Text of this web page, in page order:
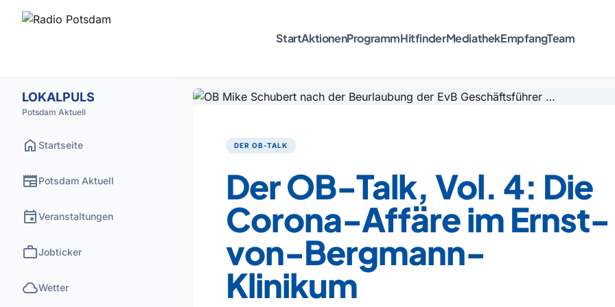
StartAktionenProgrammHitfinderMediathekEmpfangTeam
LOKALPULS
Potsdam Aktuell
home Startseite
newspaperPotsdam Aktuell
eventVeranstaltungen
workJobticker
cloudWetter
DER OB-TALK
Der OB-Talk, Vol. 4: Die
Corona-Affäre im Ernst-
von-Bergmann-
Klinikum